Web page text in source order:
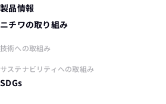
ございます。予めご承知おきの程、宜し
す。
製品情報
ニチワの取り組み
技術への取組み
サステナビリティへの取組み
SDGs